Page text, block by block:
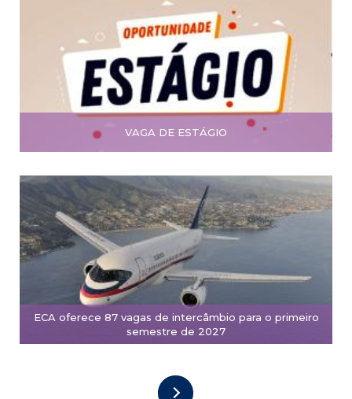
VAGA DE ESTÁGIO
ECA oferece 87 vagas de intercâmbio para o primeiro
semestre de 2027